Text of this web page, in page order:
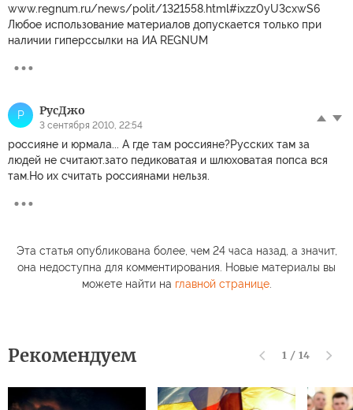
www.regnum.ru/news/polit/1321558.html#ixzz0yU3cxwS6
Любое использование материалов допускается только при
наличии гиперссылки на ИА REGNUM
Р РусДжо
3 сентября 2010, 22:54
россияне и юрмала... А где там россияне?Русских там за
людей не считают.зато педиковатая и шлюховатая попса вся
там.Но их считать россиянами нельзя.
Эта статья опубликована более, чем 24 часа назад, а значит,
она недоступна для комментирования. Новые материалы вы
можете найти на главной странице.
Рекомендуем 1 / 14